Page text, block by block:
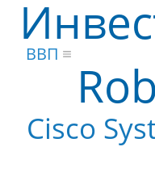
Cisco
ВВП